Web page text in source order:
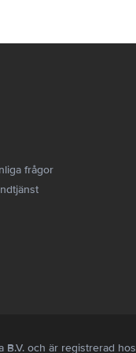
frågor
och är registrerad